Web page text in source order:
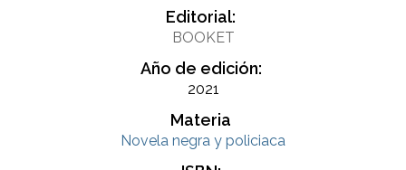
Editorial:
BOOKET
Año de edición:
2021
Materia
Novela negra y policiaca